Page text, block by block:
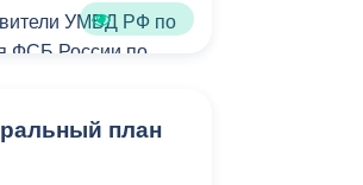
УМВД РФ по
ФСБ России по
по РСО-план